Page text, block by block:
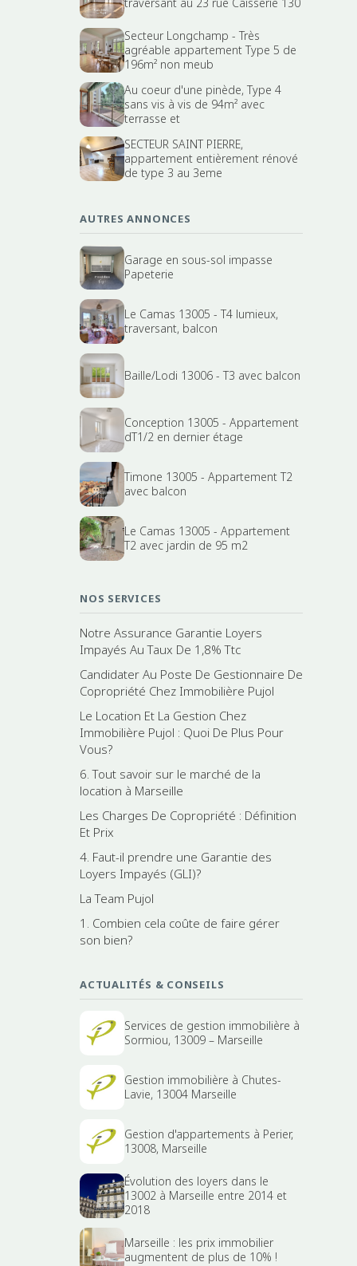
traversant au 23 rue Caisserie 130
Secteur Longchamp - Très
agréable appartement Type 5 de
196m² non meub
Au coeur d'une pinède, Type 4
sans vis à vis de 94m² avec
terrasse et
SECTEUR SAINT PIERRE,
appartement entièrement rénové
de type 3 au 3eme
AUTRES ANNONCES
Garage en sous-sol impasse
Papeterie
Le Camas 13005 - T4 lumieux,
traversant, balcon
Baille/Lodi 13006 - T3 avec balcon
Conception 13005 - Appartement
dT1/2 en dernier étage
Timone 13005 - Appartement T2
avec balcon
Le Camas 13005 - Appartement
T2 avec jardin de 95 m2
NOS SERVICES
Notre Assurance Garantie Loyers
Impayés Au Taux De 1,8% Ttc
Candidater Au Poste De Gestionnaire De
Copropriété Chez Immobilière Pujol
Le Location Et La Gestion Chez
Immobilière Pujol : Quoi De Plus Pour
Vous?
6. Tout savoir sur le marché de la
location à Marseille
Les Charges De Copropriété : Définition
Et Prix
4. Faut-il prendre une Garantie des
Loyers Impayés (GLI)?
La Team Pujol
1. Combien cela coûte de faire gérer
son bien?
ACTUALITÉS & CONSEILS
Services de gestion immobilière à
Sormiou, 13009 – Marseille
Gestion immobilière à Chutes-
Lavie, 13004 Marseille
Gestion d'appartements à Perier,
13008, Marseille
Évolution des loyers dans le
13002 à Marseille entre 2014 et
2018
Marseille : les prix immobilier
augmentent de plus de 10% !